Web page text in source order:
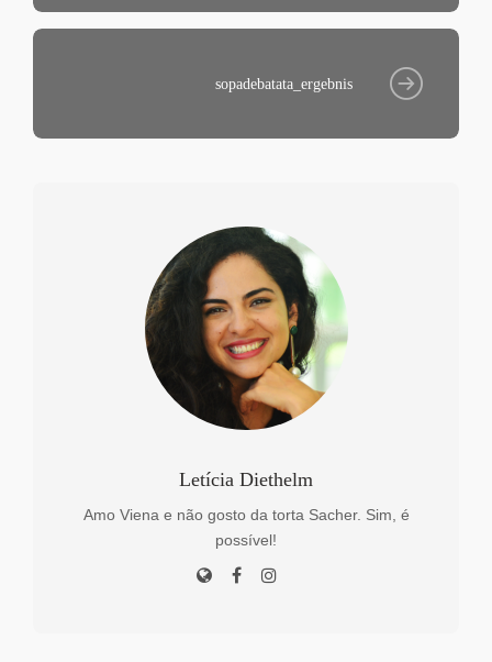
sopadebatata_ergebnis
Letícia Diethelm
Amo Viena e não gosto da torta Sacher. Sim, é
possível!